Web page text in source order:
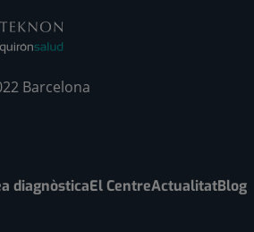
Barcelona
diagnòsticaEl CentreActualitatBlog